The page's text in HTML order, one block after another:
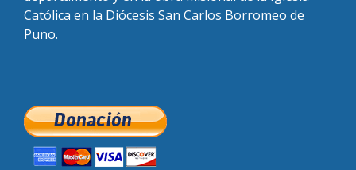
Católica en la Diócesis San Carlos Borromeo de
Puno.